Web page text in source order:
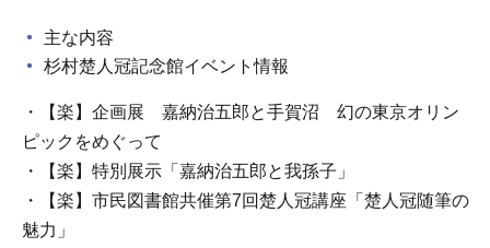
主な内容
杉村楚人冠記念館イベント情報
・【楽】企画展 嘉納治五郎と手賀沼 幻の東京オリン
ピックをめぐって
・【楽】特別展示「嘉納治五郎と我孫子」
・【楽】市民図書館共催第7回楚人冠講座「楚人冠随筆の
魅力」